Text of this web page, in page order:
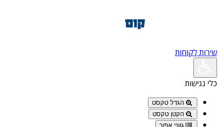
שירות לקוחות
כלי נגישות
הגדל טקסט
הקטן טקסט
גווני אפור